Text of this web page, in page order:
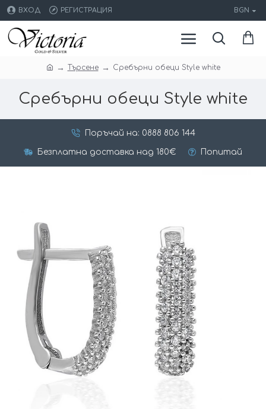
ВХОД РЕГИСТРАЦИЯ BGN
Търсене Сребърни обеци Style white
Сребърни обеци Style white
Поръчай на: 0888 806 144
Безплатна доставка над 180€ Попитай